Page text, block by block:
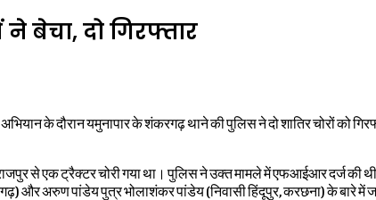
ने बेचा, दो गिरफ्तार
के दौरान यमुनापार के शंकरगढ़ थाने की पुलिस ने दो शातिर चोरों को
से एक ट्रैक्टर चोरी गया था। पुलिस ने उक्त मामले में एफआईआर दर्ज की
और अरुण पांडेय पुत्र भोलाशंकर पांडेय (निवासी हिंदूपुर, करछना) के बारे में